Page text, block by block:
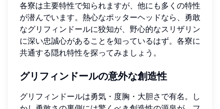
各寮は主要特性で知られますが、他にも多くの特性
が潜んでいます。熱心なポッターヘッドなら、勇敢
なグリフィンドールに狡知が、野心的なスリザリン
に深い忠誠心があることを知っているはず。各寮に
共通する隠れ特性を探ってみましょう。
グリフィンドールの意外な創造性
グリフィンドールは勇気・度胸・大胆さで有名。し